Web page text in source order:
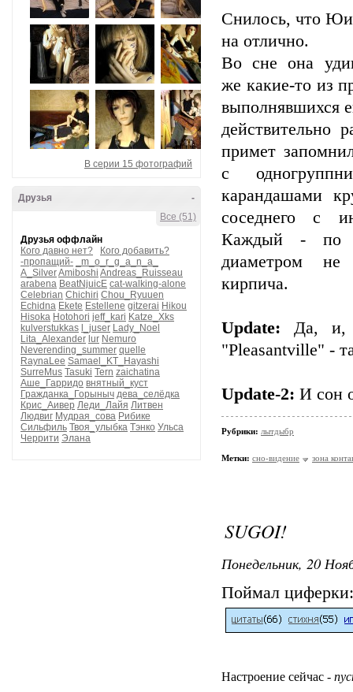
В серии 15 фотографий
-
Друзья
Все (51)
Друзья оффлайн
Кого давно нет?
Кого добавить?
-пропащий-
_m_o_r_g_a_n_a_
A_SilverAmiboshi Andreas_Ruisseau
arabena BeatNjuicE cat-walking-alone
Celebrian Chichiri Chou_Ryuuen
Echidna Ekete Estellene gitzerai Hikou
Hisoka Hotohori jeff_kari Katze_Xks
kulverstukkas
l_juser Lady_Noel
Lita_Alexander lur Nemuro
Neverending_summer quelle
RaynaLee Samael_KT_Hayashi
SurreMus Tasuki Tern zaichatina
Аше_Гарридо внятный_куст
Гражданка_Горыныч дева_селёдка
Крис_Аивер Леди_Лайя Литвен
Людвиг Мудрая_сова Рибике
Сильфиль Твоя_улыбка Тэнко Ульса
Черрити Элана
Снилось, что
на отлично.
Во сне она
же какие-то из
выполнявшихся
действительно
примет
с
карандашами
соседнего с
Каждый - по
диаметром не
кирпича.
Update: Да, и,
"Pleasantville" -
Update-2: И сон
Рубрики: лытдыбр
Метки: сно-видение зона
SUGOI!
Понедельник, 20
Поймал циферки:
Настроение сейчас -